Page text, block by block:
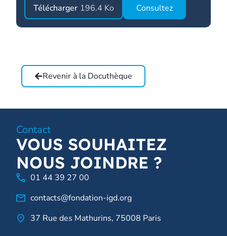
Télécharger 196.4 Ko Consultez
Revenir à la Docuthèque
Contact
VOUS SOUHAITEZ
NOUS JOINDRE ?
01 44 39 27 00
contacts@fondation-igd.org
37 Rue des Mathurins, 75008 Paris